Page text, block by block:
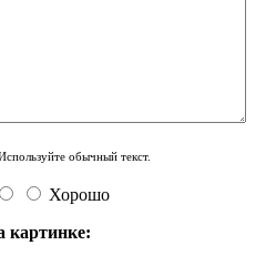
обычный текст.
Хорошо
картинке: